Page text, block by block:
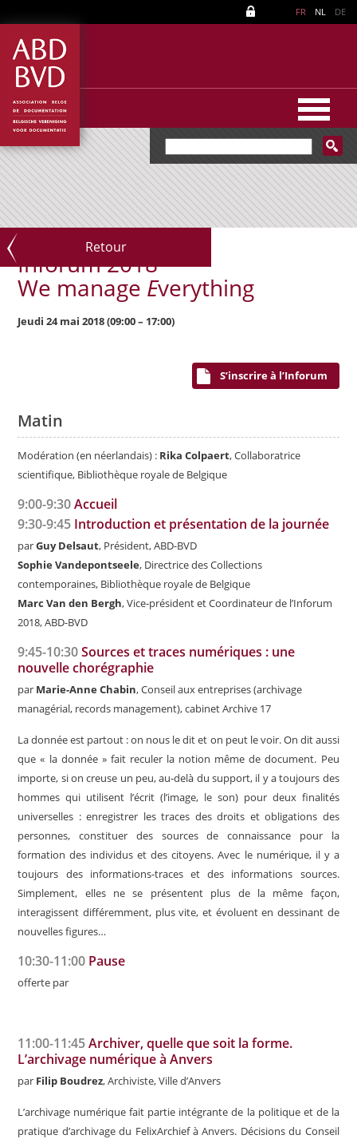
FR NL DE
Retour
Inforum 2018
We manage Everything
Jeudi 24 mai 2018 (09:00 – 17:00)
S’inscrire à l’Inforum
Matin
Modération (en néerlandais) : Rika Colpaert, Collaboratrice
scientifique, Bibliothèque royale de Belgique
9:00-9:30Accueil
9:30-9:45 Introduction et présentation de la journée
parGuy Delsaut, Président, ABD-BVD
Sophie Vandepontseele, Directrice des Collections
contemporaines, Bibliothèque royale de Belgique
Marc Van den Bergh, Vice-président et Coordinateur de l’Inforum
2018, ABD-BVD
9:45-10:30Sources et traces numériques : une
nouvelle chorégraphie
par Marie-Anne Chabin, Conseil aux entreprises (archivage
managérial, records management), cabinet Archive 17
La donnée est partout : on nous le dit et on peut le voir. On dit aussi
que « la donnée » fait reculer la notion même de document. Peu
importe, si on creuse un peu, au-delà du support, il y a toujours des
hommes qui utilisent l’écrit (l’image, le son) pour deux finalités
universelles : enregistrer les traces des droits et obligations des
personnes, constituer des sources de connaissance pour la
formation des individus et des citoyens. Avec le numérique, il y a
toujours des informations-traces et des informations sources.
Simplement, elles ne se présentent plus de la même façon,
interagissent différemment, plus vite, et évoluent en dessinant de
nouvelles figures…
10:30-11:00 Pause
offerte par
11:00-11:45Archiver, quelle que soit la forme.
L’archivage numérique à Anvers
par Filip Boudrez, Archiviste, Ville d’Anvers
L’archivage numérique fait partie intégrante de la politique et de la
pratique d’archivage du FelixArchief à Anvers. Décisions du Conseil